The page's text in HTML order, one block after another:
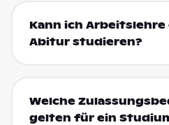
Kann ich Arbeitslehre
Abitur studieren?
Welche
gelten für ein